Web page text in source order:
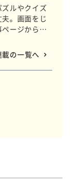
ルやクイズ
。画面をじ
ージから確
載の一覧へ